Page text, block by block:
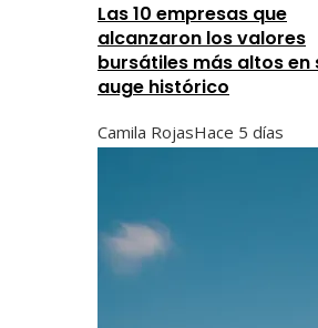
Las 10 empresas que
alcanzaron los valores
bursátiles más altos en
auge histórico
Camila RojasHace 5 días